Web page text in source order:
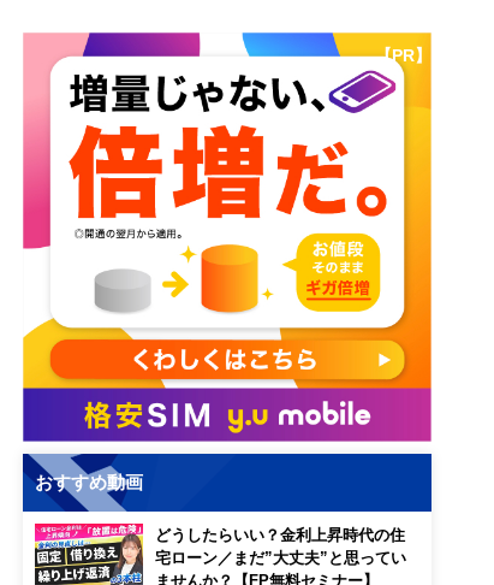
【PR】
おすすめ動画
どうしたらいい？金利上昇時代の住
宅ローン／まだ”大丈夫”と思ってい
ませんか？【FP無料セミナー】